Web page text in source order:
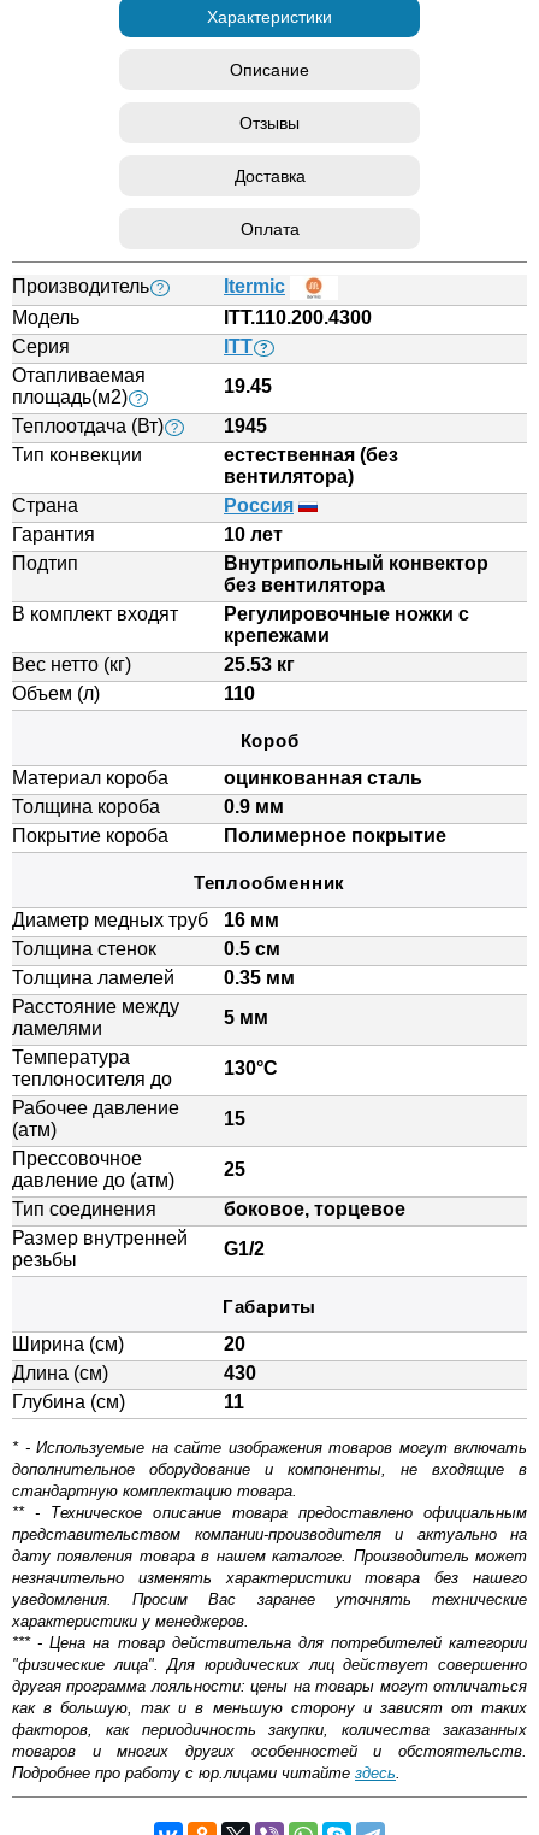
Характеристики
Описание
Отзывы
Доставка
Оплата
Производитель ?
Itermic
Модель
ITT.110.200.4300
Серия
ITT ?
Отапливаемая
площадь(м2) ?
19.45
Теплоотдача (Вт) ?
1945
Тип конвекции
естественная (без
вентилятора)
Страна
Россия
Гарантия
10 лет
Подтип
Внутрипольный конвектор
без вентилятора
В комплект входят
Регулировочные ножки с
крепежами
Вес нетто (кг)
25.53 кг
Объем (л)
110
Короб
Материал короба
оцинкованная сталь
Толщина короба
0.9 мм
Покрытие короба
Полимерное покрытие
Теплообменник
Диаметр медных труб
16 мм
Толщина стенок
0.5 см
Толщина ламелей
0.35 мм
Расстояние между
ламелями
5 мм
Температура
теплоносителя до
130°C
Рабочее давление
(атм)
15
Прессовочное
давление до (атм)
25
Тип соединения
боковое, торцевое
Размер внутренней
резьбы
G1/2
Габариты
Ширина (см)
20
Длина (см)
430
Глубина (см)
11
* - Используемые на сайте изображения товаров могут включать
дополнительное оборудование и компоненты, не входящие в
стандартную комплектацию товара.
** - Техническое описание товара предоставлено официальным
представительством компании-производителя и актуально на
дату появления товара в нашем каталоге. Производитель может
незначительно изменять характеристики товара без нашего
уведомления. Просим Вас заранее уточнять технические
характеристики у менеджеров.
*** - Цена на товар действительна для потребителей категории
"физические лица". Для юридических лиц действует совершенно
другая программа лояльности: цены на товары могут отличаться
как в большую, так и в меньшую сторону и зависят от таких
факторов, как периодичность закупки, количества заказанных
товаров и многих других особенностей и обстоятельств.
Подробнее про работу с юр.лицами читайте здесь.